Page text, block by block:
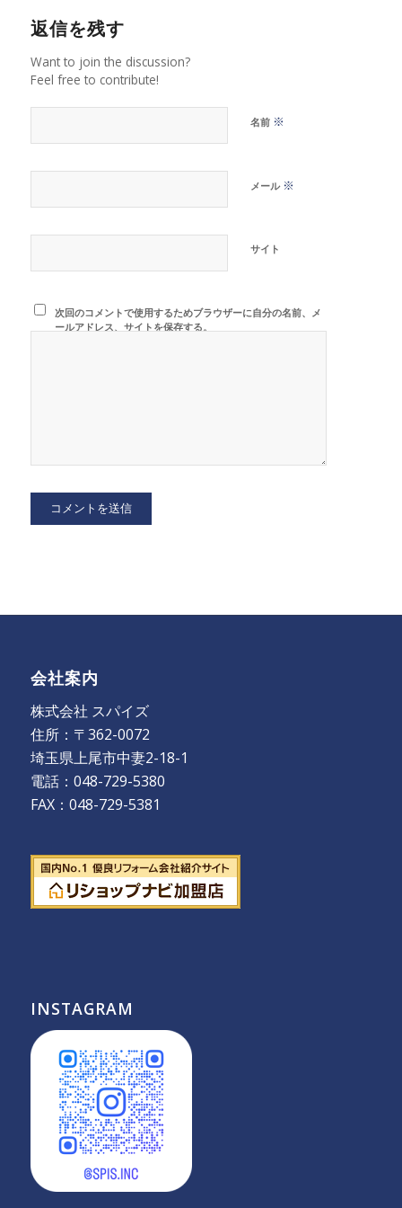
返信を残す
Want to join the discussion?
Feel free to contribute!
名前 ※
メール ※
サイト
次回のコメントで使用するためブラウザーに自分の名前、メ
ールアドレス、サイトを保存する。
会社案内
株式会社 スパイズ
住所：〒362-0072
埼玉県上尾市中妻2-18-1
電話：048-729-5380
FAX：048-729-5381
INSTAGRAM